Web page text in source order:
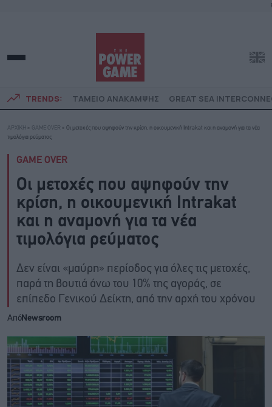
TRENDS: ΤΑΜΕΙΟ ΑΝΑΚΑΜΨΗΣ GREAT SEA
ΑΡΧΙΚΗ » GAME OVER » Οι μετοχές που αψηφούν την κρίση, η οικουμενική Intrakat και η αναμονή για τα νέα
τιμολόγια ρεύματος
GAME OVER
Οι μετοχές που αψηφούν την
κρίση, η οικουμενική Intrakat
και η αναμονή για τα νέα
τιμολόγια ρεύματος
Δεν είναι «μαύρη» περίοδος για όλες τις μετοχές,
παρά τη βουτιά άνω του 10% της αγοράς, σε
επίπεδο Γενικού Δείκτη, από την αρχή του χρόνου
ΑπόNewsroom